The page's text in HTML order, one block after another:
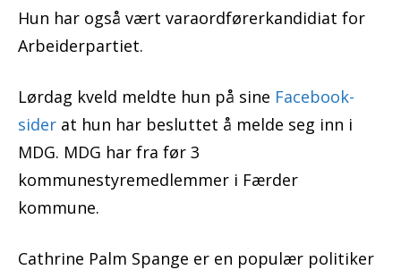
Hun har også vært varaordførerkandidiat for
Arbeiderpartiet.
Lørdag kveld meldte hun på sine Facebook-
sider at hun har besluttet å melde seg inn i
MDG. MDG har fra før 3
kommunestyremedlemmer i Færder
kommune.
Cathrine Palm Spange er en populær politiker